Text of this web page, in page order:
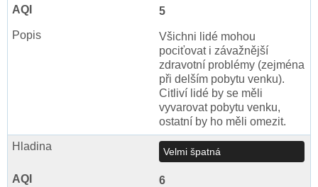
5
Všichni lidé mohou
pociťovat i závažnější
zdravotní problémy (zejména
při delším pobytu venku).
Citliví lidé by se měli
vyvarovat pobytu venku,
ostatní by ho měli omezit.
Velmi špatná
6